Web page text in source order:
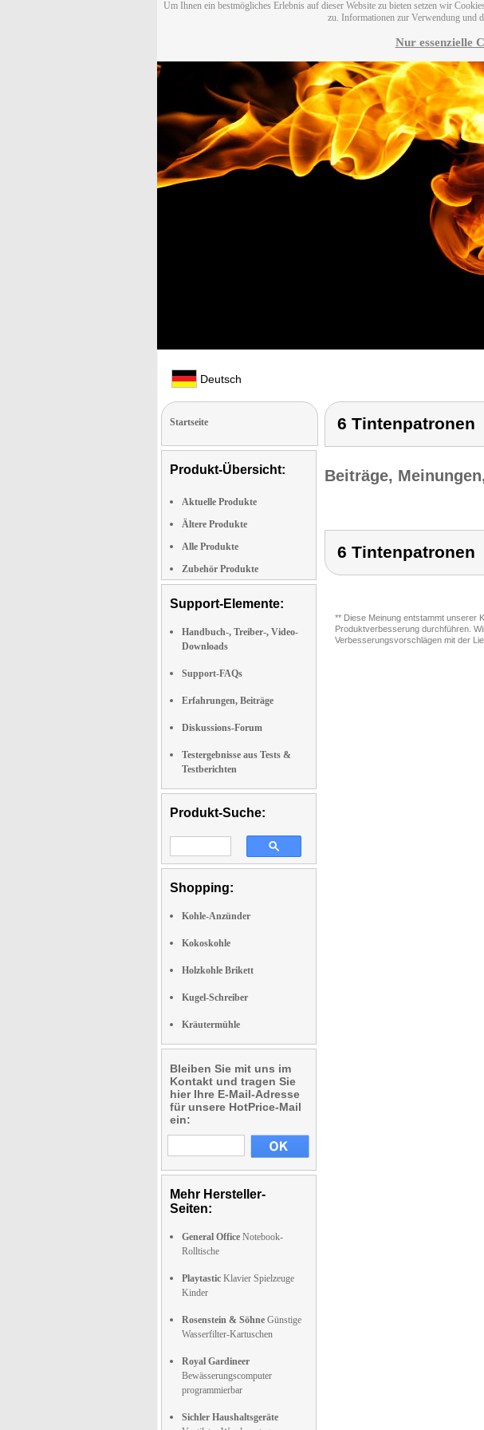
Um Ihnen ein bestmögliches Erlebnis auf dieser Website zu bieten setzen wir
zu. Informationen zur Verwendung und
Nur essenzielle
Deutsch
Startseite
Produkt-Übersicht:
Aktuelle Produkte
Ältere Produkte
Alle Produkte
Zubehör Produkte
Support-Elemente:
Handbuch-, Treiber-, Video-
Downloads
Support-FAQs
Erfahrungen, Beiträge
Diskussions-Forum
Testergebnisse aus Tests &
Testberichten
Produkt-Suche:
Shopping:
Kohle-Anzünder
Kokoskohle
Holzkohle Brikett
Kugel-Schreiber
Kräutermühle
Bleiben Sie mit uns im
Kontakt und tragen Sie
hier Ihre E-Mail-Adresse
für unsere HotPrice-Mail
ein:
Mehr Hersteller-
Seiten:
General Office Notebook-
Rolltische
Playtastic Klavier Spielzeuge
Kinder
Rosenstein & Söhne Günstige
Wasserfilter-Kartuschen
Royal Gardineer
Bewässerungscomputer
programmierbar
Sichler Haushaltsgeräte
6 Tintenpatronen
Beiträge,
6 Tintenpatronen
** Diese Meinung entstammt unserer
Produktverbesserung durchführen.
Verbesserungsvorschlägen mit der